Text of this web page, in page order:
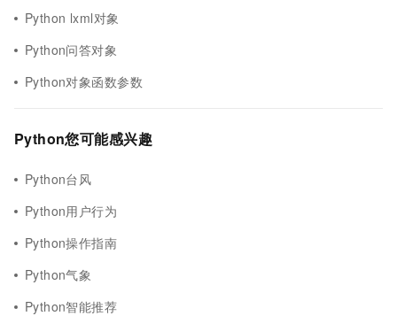
Python lxml对象
Python问答对象
Python对象函数参数
Python您可能感兴趣
Python台风
Python用户行为
Python操作指南
Python气象
Python智能推荐